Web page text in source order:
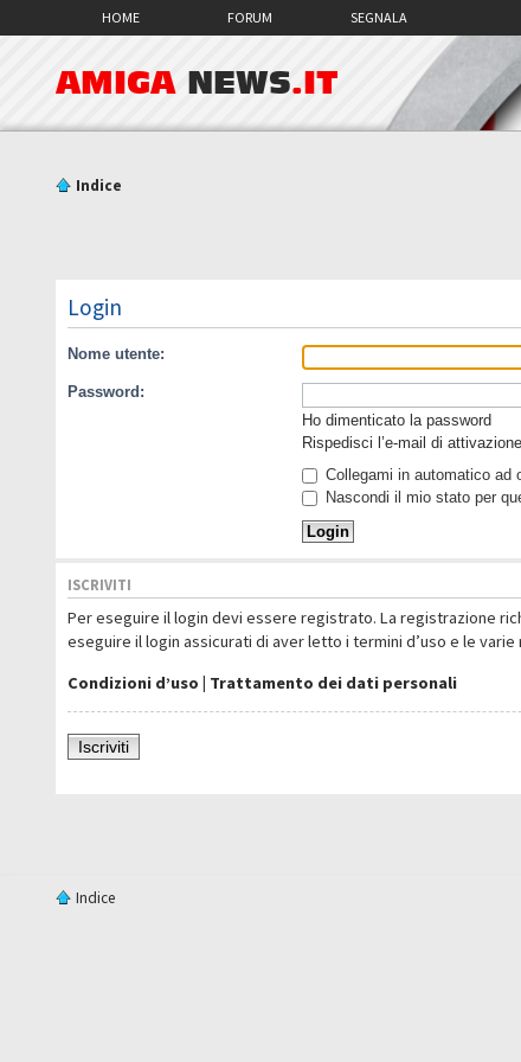
HOME FORUM SEGNALA
AMIGA NEWS.IT
Indice
Login
Nome utente:
Password:
Ho dimenticato la password
Rispedisci l’e-mail di attivazione
Collegami in automatico ad
Nascondi il mio stato per
ISCRIVITI
Per eseguire il login devi essere registrato. La registrazione
eseguire il login assicurati di aver letto i termini d’uso e le varie
Condizioni d’uso | Trattamento dei dati personali
Iscriviti
Indice